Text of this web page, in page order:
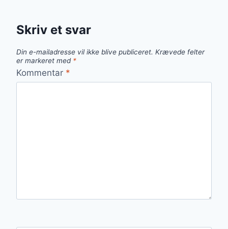
Skriv et svar
Din e-mailadresse vil ikke blive publiceret. Krævede felter
er markeret med *
Kommentar *